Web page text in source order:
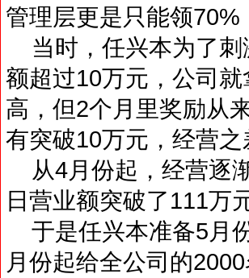
管理层更是只能领
当时，任兴本为了刺
额超过10万元，公司
高，但2个月里奖励从
有突破10万元，经营
从4月份起，经营逐
日营业额突破了111万
于是任兴本准备5月
月份起给全公司的